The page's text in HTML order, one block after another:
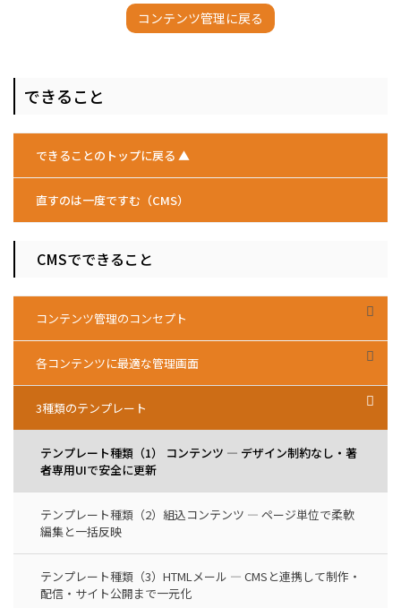
コンテンツ管理に戻る
できること
できることのトップに戻る ▲
直すのは一度ですむ（CMS）
CMSでできること
コンテンツ管理のコンセプト
各コンテンツに最適な管理画面
3種類のテンプレート
テンプレート種類（1） コンテンツ — デザイン制約なし・著
者専用UIで安全に更新
テンプレート種類（2）組込コンテンツ — ページ単位で柔軟
編集と一括反映
テンプレート種類（3）HTMLメール — CMSと連携して制作・
配信・サイト公開まで一元化